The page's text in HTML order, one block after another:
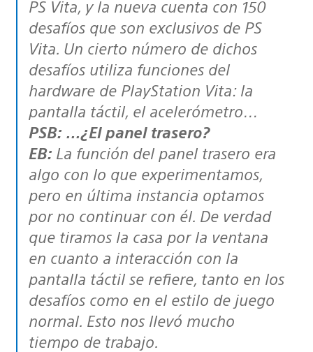
PS Vita, y la nueva cuenta con 150
desafíos que son exclusivos de PS
Vita. Un cierto número de dichos
desafíos utiliza funciones del
hardware de PlayStation Vita: la
pantalla táctil, el acelerómetro…
PSB: …¿El panel trasero?
EB: La función del panel trasero era
algo con lo que experimentamos,
pero en última instancia optamos
por no continuar con él. De verdad
que tiramos la casa por la ventana
en cuanto a interacción con la
pantalla táctil se refiere, tanto en los
desafíos como en el estilo de juego
normal. Esto nos llevó mucho
tiempo de trabajo.